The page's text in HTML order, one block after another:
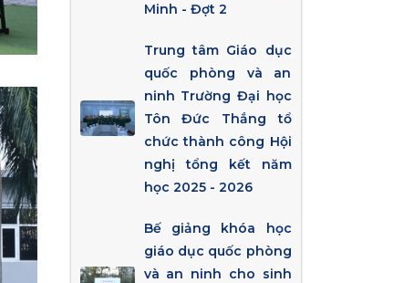
Minh - Đợt 2
Trung tâm Giáo dục
quốc phòng và an
ninh Trường Đại học
Tôn Đức Thắng tổ
chức thành công Hội
nghị tổng kết năm
học 2025 - 2026
Bế giảng khóa học
giáo dục quốc phòng
và an ninh cho sinh